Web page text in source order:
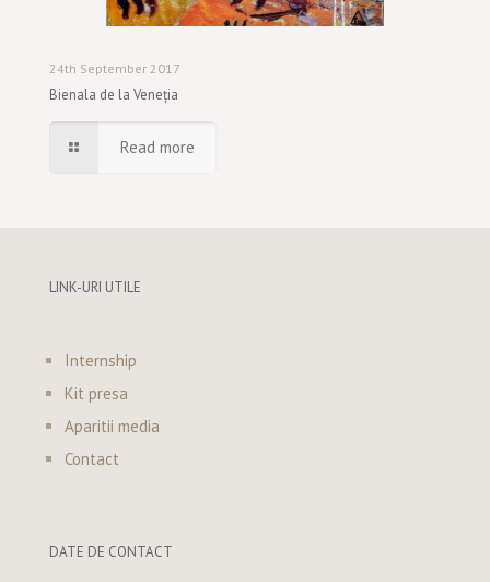
24th September 2017
Bienala de la Veneția
Read more
LINK-URI UTILE
Internship
Kit presa
Aparitii media
Contact
DATE DE CONTACT